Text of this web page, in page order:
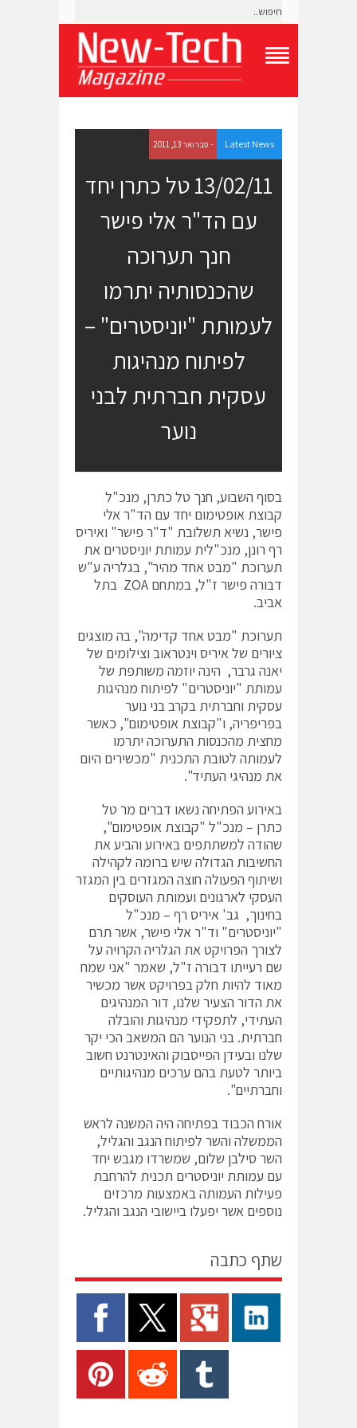
g
l
e
N
Latest News - פברואר 13, 2011
13/02/11 טל כתרן יחד
עם הד"ר אלי פישר
חנך תערוכה
שהכנסותיה יתרמו
לעמותת "יוניסטרים" –
לפיתוח מנהיגות
עסקית חברתית לבני
נוער
בסוף השבוע, חנך טל כתרן, מנכ"ל
קבוצת אופטימום יחד עם הד"ר אלי
פישר, נשיא תשלובת "ד"ר פישר" ואיריס
רף רונן, מנכ"לית עמותת יוניסטרים את
תערוכת "מבט אחד מהיר", בגלריה ע"ש
דבורה פישר ז"ל, במתחם ZOA בתל
אביב.
תערוכת "מבט אחד קדימה", בה מוצגים
ציורים של איריס וינטראוב וצילומים של
יאנה גרבר, הינה יוזמה משותפת של
עמותת "יוניסטרים" לפיתוח מנהיגות
עסקית וחברתית בקרב בני נוער
בפריפריה, ו"קבוצת אופטימום", כאשר
מחצית מהכנסות התערוכה יתרמו
לעמותה לטובת התכנית "מכשירים היום
את מנהיגי העתיד".
באירוע הפתיחה נשאו דברים מר טל
כתרן – מנכ"ל "קבוצת אופטימום",
שהודה למשתתפים באירוע והביע את
החשיבות הגדולה שיש ברומה לקהילה
ושיתוף הפעולה חוצה המגזרים בין המגזר
העסקי לארגונים ועמותת העוסקים
בחינוך, גב' איריס רף – מנכ"ל
"יוניסטרים" וד"ר אלי פישר, אשר תרם
לצורך הפרויקט את הגלריה הקרויה על
שם רעייתו דבורה ז"ל, שאמר "אני שמח
מאוד להיות חלק בפרויקט אשר מכשיר
את הדור הצעיר שלנו, דור המנהיגים
העתידי, לתפקידי מנהיגות והובלה
חברתית. בני הנוער הם המשאב הכי יקר
שלנו ובעידן הפייסבוק והאינטרנט חשוב
ביותר לטעת בהם ערכים מנהיגותיים
וחברתיים".
אורח הכבוד בפתיחה היה המשנה לראש
הממשלה והשר לפיתוח הנגב והגליל,
השר סילבן שלום, שמשרדו מגבש יחד
עם עמותת יוניסטרים תכנית להרחבת
פעילות העמותה באמצעות מרכזים
נוספים אשר יפעלו ביישובי הנגב והגליל.
שתף כתבה